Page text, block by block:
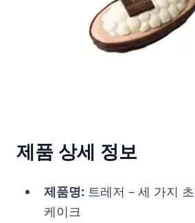
제품 상세 정보
제품명: 트레저 – 세 가지
케이크